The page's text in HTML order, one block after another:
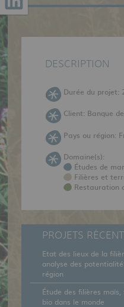
DESCRIPTION
Durée du projet:
Client: Banque
Pays ou région:
Domaine(s):
Études de
Filières et
Restauration
PROJETS
Etat des lieux de la
analyse des
région
Étude des filières
bio dans le monde